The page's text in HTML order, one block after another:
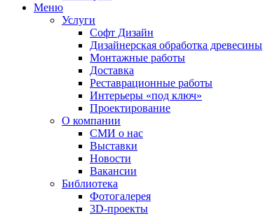
Меню
Услуги
Софт Дизайн
Дизайнерская обработка древесины
Монтажные работы
Доставка
Реставрационные работы
Интерьеры «под ключ»
Проектирование
О компании
СМИ о нас
Выставки
Новости
Вакансии
Библиотека
Фотогалерея
3D-проекты